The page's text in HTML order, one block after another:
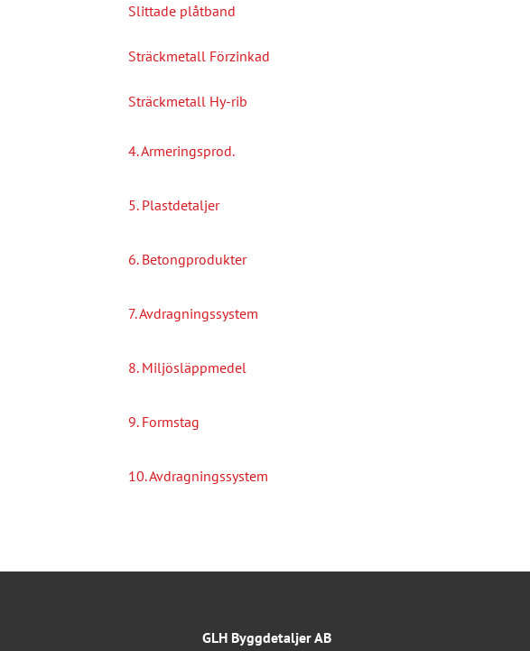
Slittade plåtband
Sträckmetall Förzinkad
Sträckmetall Hy-rib
4. Armeringsprod.
5. Plastdetaljer
6. Betongprodukter
7. Avdragningssystem
8. Miljösläppmedel
9. Formstag
10. Avdragningssystem
GLH Byggdetaljer AB